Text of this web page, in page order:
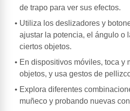
de trapo para ver sus efectos.
Utiliza los deslizadores y
ajustar la potencia, el ángulo o
ciertos objetos.
En dispositivos móviles, toca y
objetos, y usa gestos de
Explora diferentes
muñeco y probando nuevas